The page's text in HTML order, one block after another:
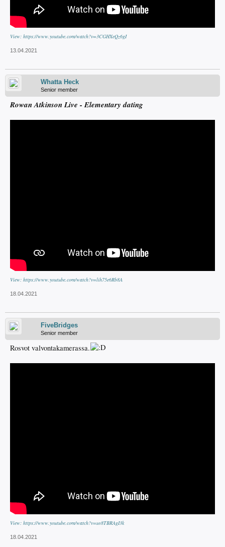
View: https://www.youtube.com/watch?v=3CGHXeQz6gI
13.04.2021
Whatta Heck
Senior member
Rowan Atkinson Live - Elementary dating
View: https://www.youtube.com/watch?v=lih75e6Rb8A
18.04.2021
FiveBridges
Senior member
Rosvot valvontakamerassa.
View: https://www.youtube.com/watch?v=uv8TBRAgI3k
18.04.2021